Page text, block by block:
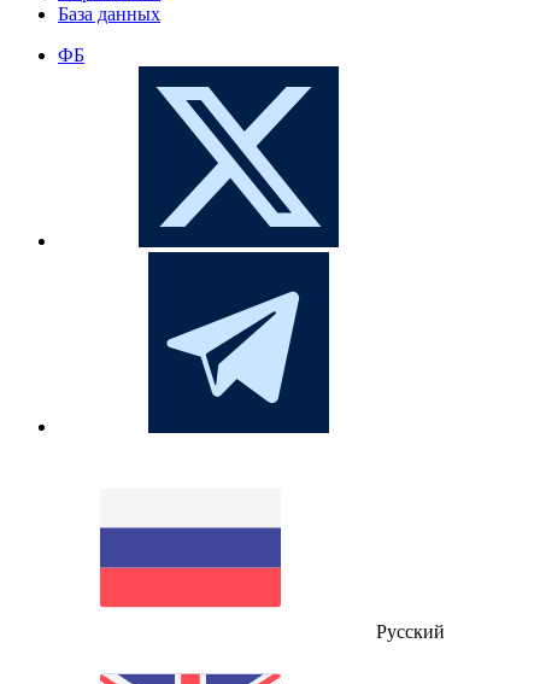
База данных
ФБ
Русский